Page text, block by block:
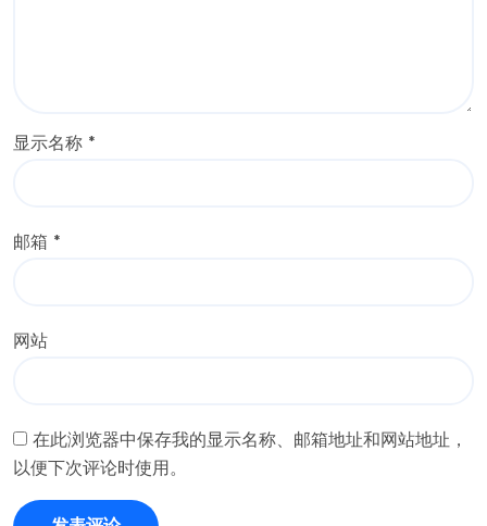
显示名称 *
邮箱 *
网站
在此浏览器中保存我的显示名称、邮箱地址和网站地址，
以便下次评论时使用。